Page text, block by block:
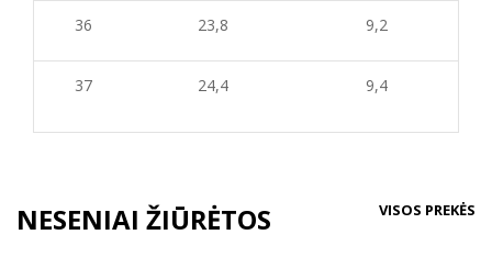
36 23,8 9,2
37 24,4 9,4
NESENIAI ŽIŪRĖTOS VISOS PREKĖS